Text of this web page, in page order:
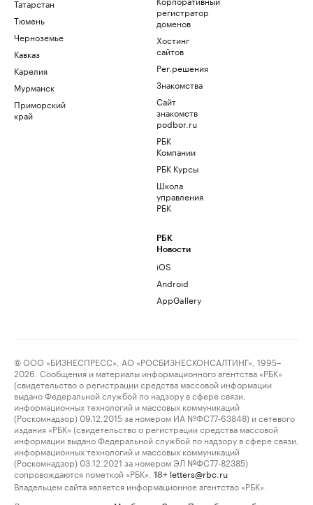
Татарстан
Тюмень
Черноземье
Кавказ
Карелия
Мурманск
Приморский
край
регистратор
доменов
Хостинг
сайтов
Рег.решения
Знакомства
Сайт
знакомств
podbor.ru
РБК
Компании
РБК Курсы
Школа
управления
РБК
РБК
Новости
iOS
Android
AppGallery
© ООО «БИЗНЕСПРЕСС», АО «РОСБИЗНЕСКОНСАЛТИНГ», 1995–
2026. Сообщения и материалы информационного агентства «РБК»
(свидетельство о регистрации средства массовой информации
выдано Федеральной службой по надзору в сфере связи,
информационных технологий и массовых коммуникаций
(Роскомнадзор) 09.12.2015 за номером ИА №ФС77-63848) и сетевого
издания «РБК» (свидетельство о регистрации средства массовой
информации выдано Федеральной службой по надзору в сфере связи,
информационных технологий и массовых коммуникаций
(Роскомнадзор) 03.12.2021 за номером ЭЛ №ФС77-82385)
сопровождаются пометкой «РБК».
18+ letters@rbc.ru
Владельцем сайта является информационное агентство «РБК».